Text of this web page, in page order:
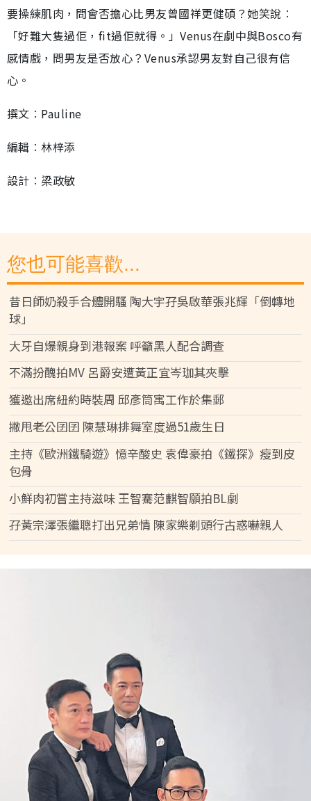
要操練肌肉，問會否擔心比男友曾國祥更健碩？她笑說︰
「好難大隻過佢，fit過佢就得。」Venus在劇中與Bosco有
感情戲，問男友是否放心？Venus承認男友對自己很有信
心。
撰文︰Pauline
編輯︰林梓添
設計︰梁政敏
您也可能喜歡...
昔日師奶殺手合體開騷 陶大宇孖吳啟華張兆輝「倒轉地
球」
大牙自爆親身到港報案 呼籲黑人配合調查
不滿扮醜拍MV 呂爵安遭黃正宜岑珈其夾擊
獲邀出席紐約時裝周 邱彥筒寓工作於集郵
撇甩老公囝囝 陳慧琳排舞室度過51歲生日
主持《歐洲鐵騎遊》憶辛酸史 袁偉豪拍《鐵探》瘦到皮
包骨
小鮮肉初嘗主持滋味 王智騫范麒智願拍BL劇
孖黃宗澤張繼聰打出兄弟情 陳家樂剃頭行古惑嚇親人